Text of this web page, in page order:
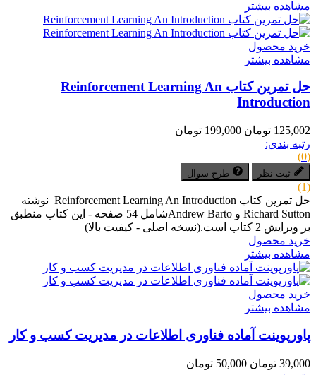
مشاهده بیشتر
خرید محصول
مشاهده بیشتر
حل تمرین کتاب Reinforcement Learning An
Introduction
125,002 تومان
199,000 تومان
رتبه بندی:
(0)
ثبت نظر طرح سوال
(1)
حل تمرین کتاب Reinforcement Learning An Introduction نوشته
Richard Sutton و Andrew Bartoشامل 54 صفحه - این کتاب منطبق
بر ویرایش 2 کتاب است.(نسخه اصلی - کیفیت بالا)
خرید محصول
مشاهده بیشتر
خرید محصول
مشاهده بیشتر
پاورپوینت آماده فناوری اطلاعات در مدیریت کسب و کار
39,000 تومان
50,000 تومان